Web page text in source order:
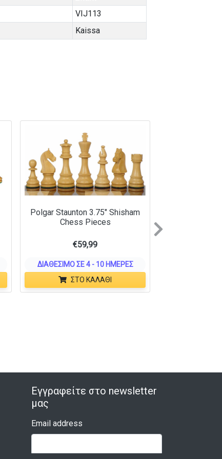
VIJ113
Kaissa
Polgar Staunton 3.75″ Shisham
Chess Pieces
€59,99
ΔΙΑΘΈΣΙΜΟ ΣΕ 4 - 10 ΗΜΈΡΕΣ
ΣΤΟ ΚΑΛΆΘΙ
Next
Εγγραφείτε στο newsletter
μας
Email address